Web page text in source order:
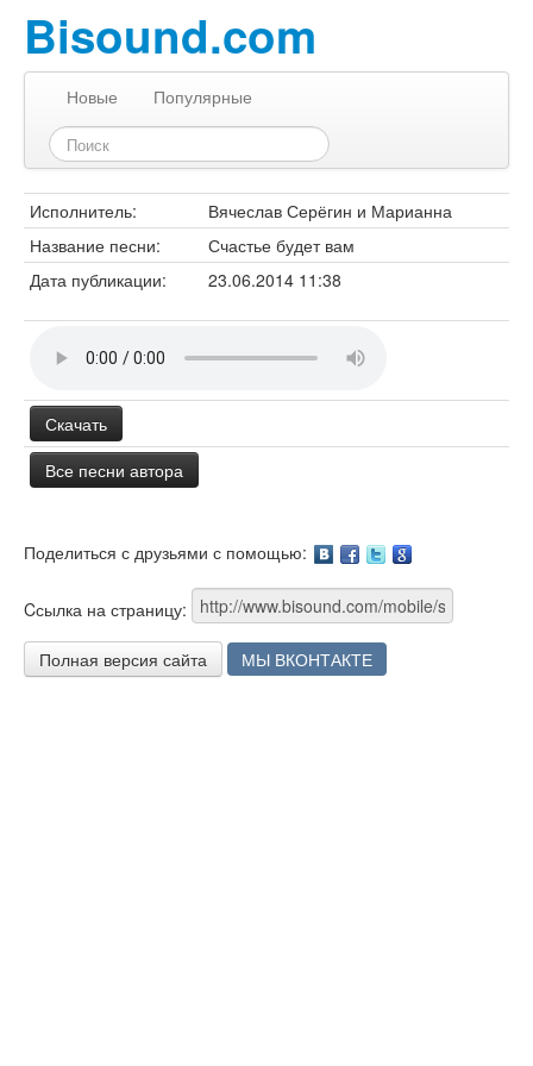
Bisound.com
Новые Популярные
Исполнитель:
Вячеслав Серёгин и Марианна
Название песни:
Счастье будет вам
Дата публикации:
23.06.2014 11:38
Скачать
Все песни автора
Поделиться с друзьями с помощью:
Cсылка на страницу:
Полная версия сайта МЫ ВКОНТАКТЕ